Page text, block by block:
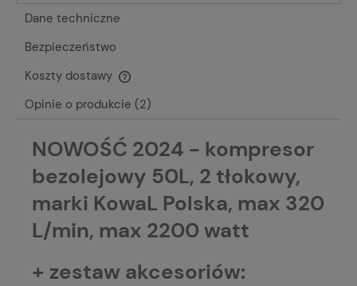
Dane techniczne
Bezpieczeństwo
Koszty dostawy
Cena nie zawiera ewentualnych kosztów płatności
Opinie o produkcie (2)
NOWOŚĆ 2024 - kompresor
bezolejowy 50L, 2 tłokowy,
marki KowaL Polska, max 320
L/min, max 2200 watt
+ zestaw akcesoriów: